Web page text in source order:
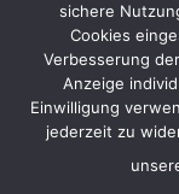
© FunShop
sichere
Cookies
Verbesserung
Anzeige
Einwilligung
jederzeit zu